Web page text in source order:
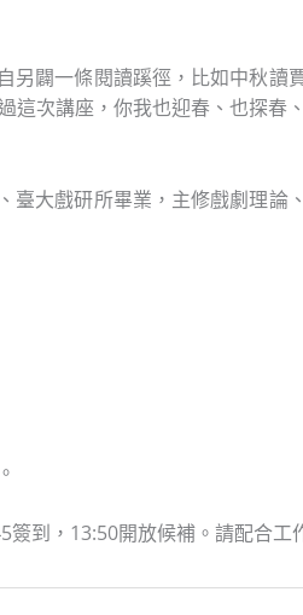
闢一條閱讀蹊徑，比如中秋
次講座，你我也迎春、也探春
大戲研所畢業，主修戲劇理論
到，13:50開放候補。請配合工